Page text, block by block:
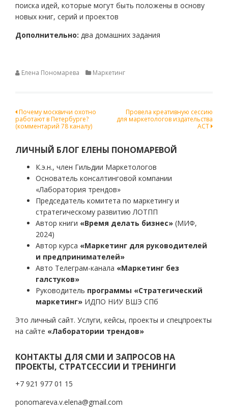
поиска идей, которые могут быть положены в основу
новых книг, серий и проектов
Дополнительно: два домашних задания
Елена Пономарева Маркетинг
Навигация
по
записям
Почему москвичи охотно
работают в Петербурге?
(комментарий 78 каналу)
Провела креативную сессию
для маркетологов издательства
АСТ
ЛИЧНЫЙ БЛОГ ЕЛЕНЫ ПОНОМАРЕВОЙ
К.э.н., член Гильдии Маркетологов
Основатель консалтинговой компании
«Лаборатория трендов»
Председатель комитета по маркетингу и
стратегическому развитию ЛОТПП
Автор книги «Время делать бизнес» (МИФ,
2024)
Автор курса «Маркетинг для руководителей
и предпринимателей»
Авто Телеграм-канала «Маркетинг без
галстуков»
Руководитель программы «Стратегический
маркетинг» ИДПО НИУ ВШЭ СПб
Это личный сайт. Услуги, кейсы, проекты и спецпроекты
на сайте «Лаборатории трендов»
КОНТАКТЫ ДЛЯ СМИ И ЗАПРОСОВ НА
ПРОЕКТЫ, СТРАТСЕССИИ И ТРЕНИНГИ
+7 921 977 01 15
ponomareva.v.elena@gmail.com